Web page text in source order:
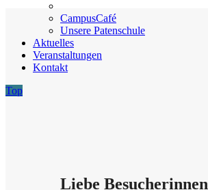
CampusCafé
Unsere Patenschule
Aktuelles
Veranstaltungen
Kontakt
Top
Liebe